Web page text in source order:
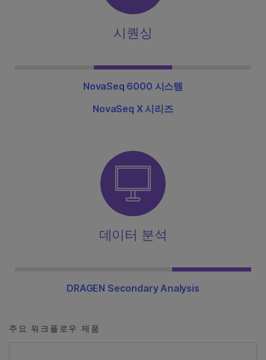
시퀀싱
NovaSeq 6000 시스템
NovaSeq X 시리즈
데이터 분석
DRAGEN Secondary Analysis
주요 워크플로우 제품